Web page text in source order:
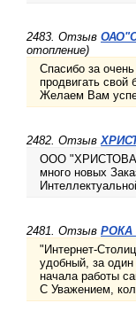
2483. Отзыв
отопление)
Спасибо за
продвигать свой
Желаем Вам
2482. Отзыв
ООО "ХРИСТОВАЯ"
много новых
2481. Отзыв РОКА
"Интернет-
удобный, за
начала работы
С Уважением,